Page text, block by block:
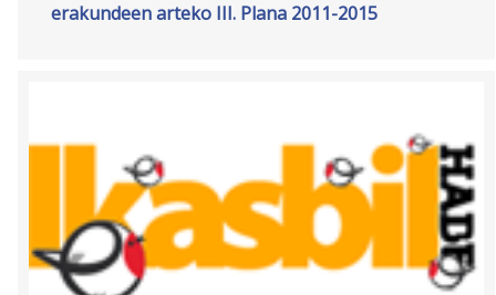
erakundeen arteko III. Plana 2011-2015